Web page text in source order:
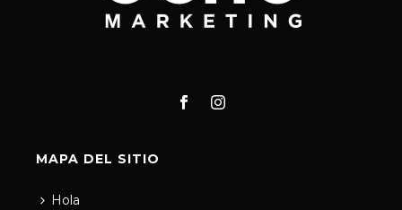
MAPA DEL SITIO
Hola